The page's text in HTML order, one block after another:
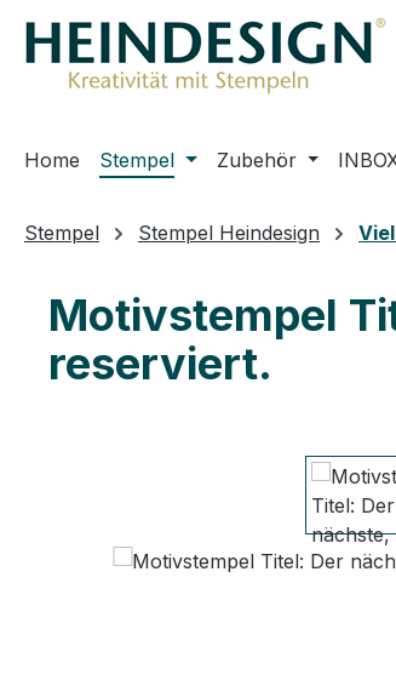
Hauptinhalt springen
Zur Suche springen
Zur Hauptnavigation springen
Home Stempel Zubehör
Stempel Stempel Heindesign
Motivstempel
reserviert.